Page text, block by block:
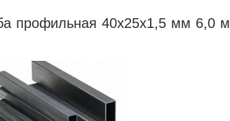
профильная 40х25х1,5 мм 6,0 м